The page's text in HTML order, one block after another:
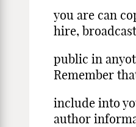
you are can
hire,
public in
Remember
include into
author